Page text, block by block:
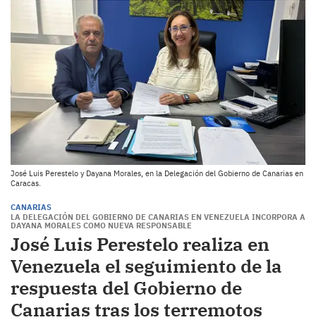
José Luis Perestelo y Dayana Morales, en la Delegación del Gobierno de Canarias en
Caracas.
CANARIAS
LA DELEGACIÓN DEL GOBIERNO DE CANARIAS EN VENEZUELA INCORPORA A
DAYANA MORALES COMO NUEVA RESPONSABLE
José Luis Perestelo realiza en
Venezuela el seguimiento de la
respuesta del Gobierno de
Canarias tras los terremotos